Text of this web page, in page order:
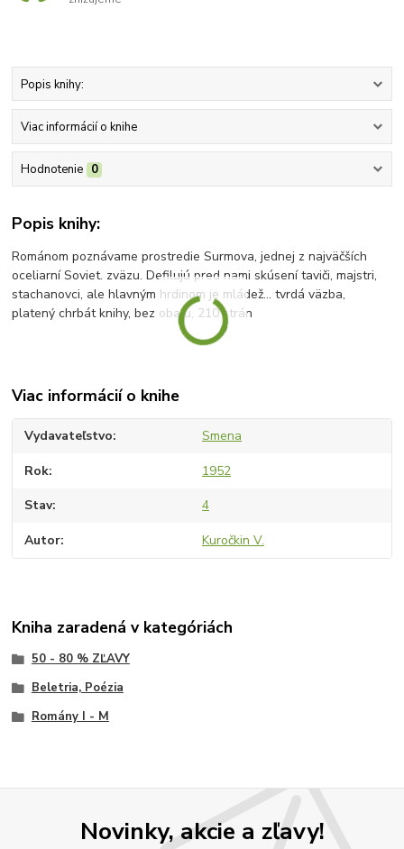
Popis knihy:
Viac informácií o knihe
Hodnotenie 0
Popis knihy:
Románom poznávame prostredie Surmova, jednej z najväčších
oceliarní Soviet. zväzu. Defilujú pred nami skúsení taviči, majstri,
stachanovci, ale hlavným hrdinom je mládež... tvrdá väzba,
platený chrbát knihy, bez obalu, 210 strán
Viac informácií o knihe
Vydavateľstvo Smena
Rok 1952
Stav 4
Autor Kuročkin V.
Kniha zaradená v kategóriách
50 - 80 % ZĽAVY
Beletria, Poézia
Romány I - M
Novinky, akcie a zľavy!